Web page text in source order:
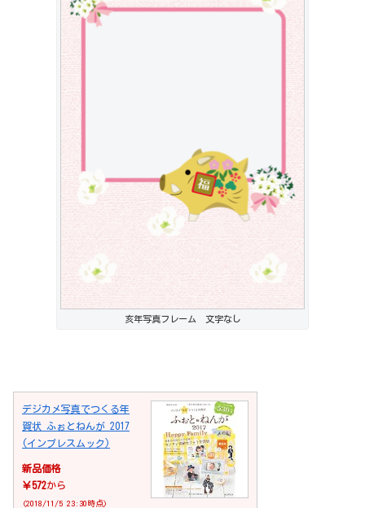
亥年写真フレーム 文字なし
デジカメ写真でつくる年
賀状 ふぉとねんが 2017
(インプレスムック)
新品価格
￥572から
(2018/11/5 23:30時点)